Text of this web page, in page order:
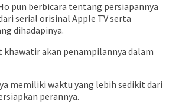
pun berbicara tentang persiapannya
serial orisinal Apple TV serta
dihadapinya.
khawatir akan penampilannya dalam
memiliki waktu yang lebih sedikit dari
perannya.